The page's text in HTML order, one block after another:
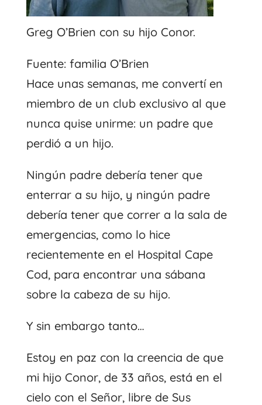
Greg O’Brien con su hijo Conor.
Fuente: familia O’Brien
Hace unas semanas, me convertí en
miembro de un club exclusivo al que
nunca quise unirme: un padre que
perdió a un hijo.
Ningún padre debería tener que
enterrar a su hijo, y ningún padre
debería tener que correr a la sala de
emergencias, como lo hice
recientemente en el Hospital Cape
Cod, para encontrar una sábana
sobre la cabeza de su hijo.
Y sin embargo tanto…
Estoy en paz con la creencia de que
mi hijo Conor, de 33 años, está en el
cielo con el Señor, libre de Sus